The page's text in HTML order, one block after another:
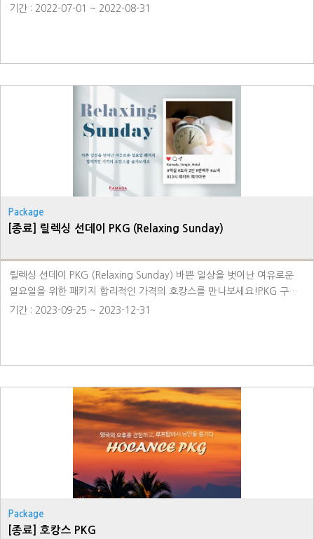
활용해 수많은 LIGHT를 통해 생명력과 희망을 표현한 작품을 다채롭게
1F 호텔 갤러리 라운지
기간 : 2022-07-01 ~ 2022-08-31
Package
[종료] 릴렉싱 선데이 PKG (Relaxing Sunday)
릴렉싱 선데이 PKG (Relaxing Sunday) 바쁜 일상을 벗어난 여유로운
일요일을 위한 패키지 합리적인 가격의 호캉스를 만나보세요!PKG 구성-
객실 1박- 캔맥주- 감자칩 2종- 13시 레이트 체크아웃※ 본 패키지는 3월
운영되며 온라인 예약 및 전화 예약을 통해 이용가능합니다.
기간 : 2023-09-25 ~ 2023-12-31
Package
[종료] 호캉스 PKG